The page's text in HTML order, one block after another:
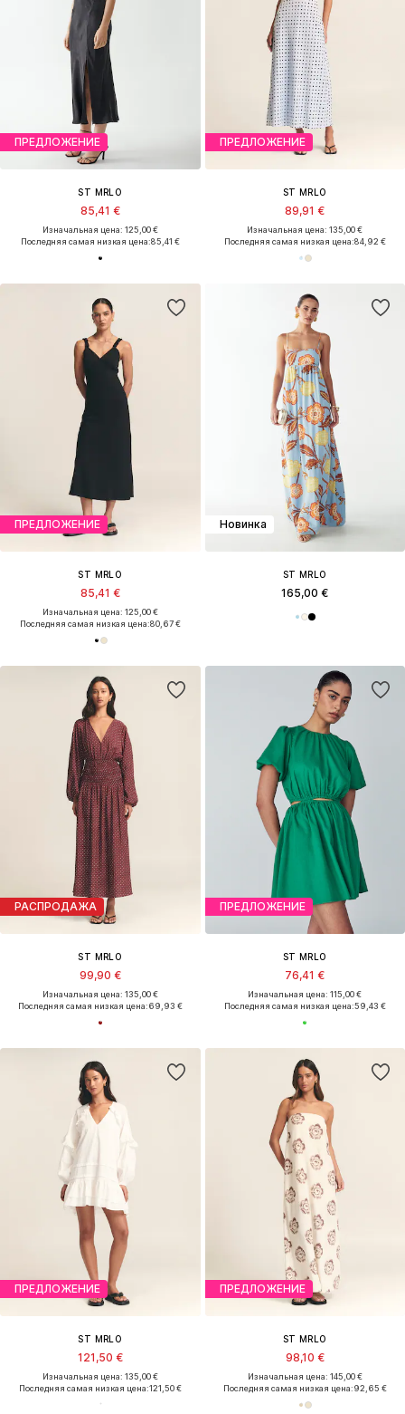
ПРЕДЛОЖЕНИЕ
ST MRLO
85,41 €
Изначальная цена: 125,00 €
Последняя самая низкая цена:85,41 €
ПРЕДЛОЖЕНИЕ
ST MRLO
89,91 €
Изначальная цена: 135,00 €
Последняя самая низкая цена:84,92 €
ПРЕДЛОЖЕНИЕ
ST MRLO
85,41 €
Изначальная цена: 125,00 €
Последняя самая низкая цена:80,67 €
Новинка
ST MRLO
165,00 €
РАСПРОДАЖА
ST MRLO
99,90 €
Изначальная цена: 135,00 €
Последняя самая низкая цена:69,93 €
ПРЕДЛОЖЕНИЕ
ST MRLO
76,41 €
Изначальная цена: 115,00 €
Последняя самая низкая цена:59,43 €
ПРЕДЛОЖЕНИЕ
ST MRLO
121,50 €
Изначальная цена: 135,00 €
Последняя самая низкая цена:121,50 €
ПРЕДЛОЖЕНИЕ
ST MRLO
98,10 €
Изначальная цена: 145,00 €
Последняя самая низкая цена:92,65 €